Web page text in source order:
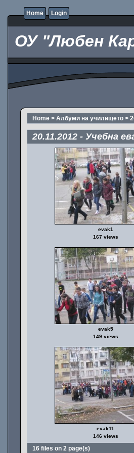
Home Login
ОУ "Любен
Home > Албуми на училището >
20.11.2012 - Учебна
evak1
167 views
evak5
149 views
evak11
146 views
16 files on 2 page(s)